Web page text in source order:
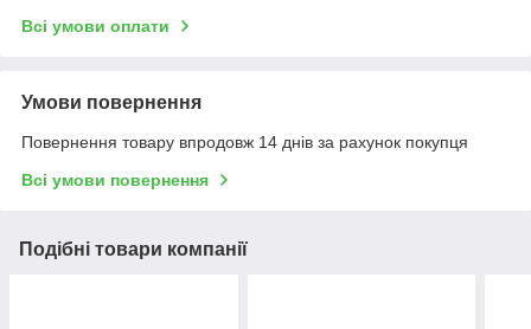
Всі умови оплати
Умови повернення
Повернення товару впродовж 14 днів за рахунок покупця
Всі умови повернення
Подібні товари компанії